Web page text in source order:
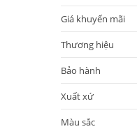
Giá khuyến mãi
Thương hiệu
Bảo hành
Xuất xứ
Màu sắc